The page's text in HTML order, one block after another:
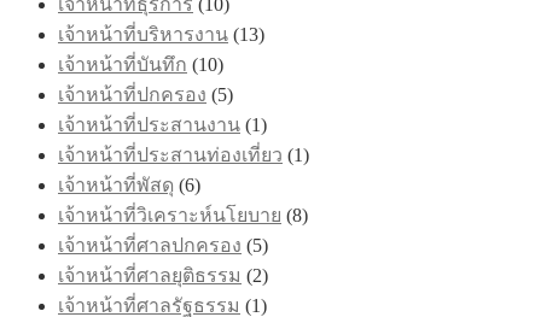
เจ้าหน้าที่บริหารงาน (13)
เจ้าหน้าที่บันทึก (10)
เจ้าหน้าที่ปกครอง (5)
เจ้าหน้าที่ประสานงาน (1)
เจ้าหน้าที่ประสานท่องเที่ยว (1)
เจ้าหน้าที่พัสดุ (6)
เจ้าหน้าที่วิเคราะห์นโยบาย (8)
เจ้าหน้าที่ศาลปกครอง (5)
เจ้าหน้าที่ศาลยุติธรรม (2)
เจ้าหน้าที่ศาลรัฐธรรม (1)